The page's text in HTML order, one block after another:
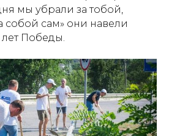
мы убрали за тобой,
собой сам» они навели
Победы.